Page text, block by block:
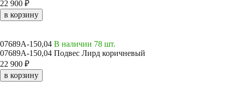
22 900 ₽
в корзину
07689A-150,04 В наличии 78 шт.
07689A-150,04 Подвес Лирд коричневый
22 900 ₽
в корзину